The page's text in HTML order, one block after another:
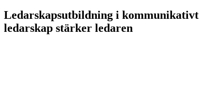
Ledarskapsutbildning i kommunikativt
ledarskap stärker ledaren